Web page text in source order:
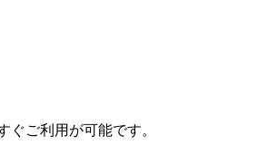
ご利用が可能です。